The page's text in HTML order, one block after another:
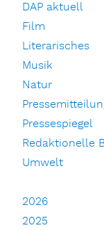
DAP aktuell
Film
Literarisches
Musik
Natur
Pressespiegel
Redaktionelle
Umwelt
2026
2025